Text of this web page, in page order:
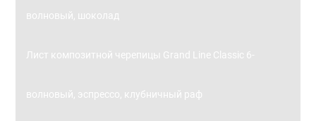
волновый, шоколад
Лист композитной черепицы Grand Line Classic 6-
волновый, эспрессо, клубничный раф